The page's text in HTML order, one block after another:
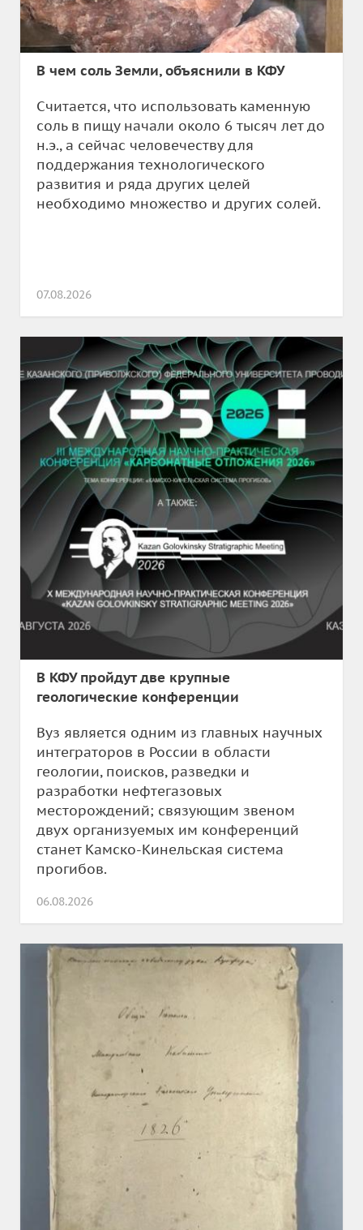
В чем соль Земли, объяснили в КФУ
Считается, что использовать каменную
соль в пищу начали около 6 тысяч лет до
н.э., а сейчас человечеству для
поддержания технологического
развития и ряда других целей
необходимо множество и других солей.
07.08.2026
В КФУ пройдут две крупные
геологические конференции
Вуз является одним из главных научных
интеграторов в России в области
геологии, поисков, разведки и
разработки нефтегазовых
месторождений; связующим звеном
двух организуемых им конференций
станет Камско-Кинельская система
прогибов.
06.08.2026